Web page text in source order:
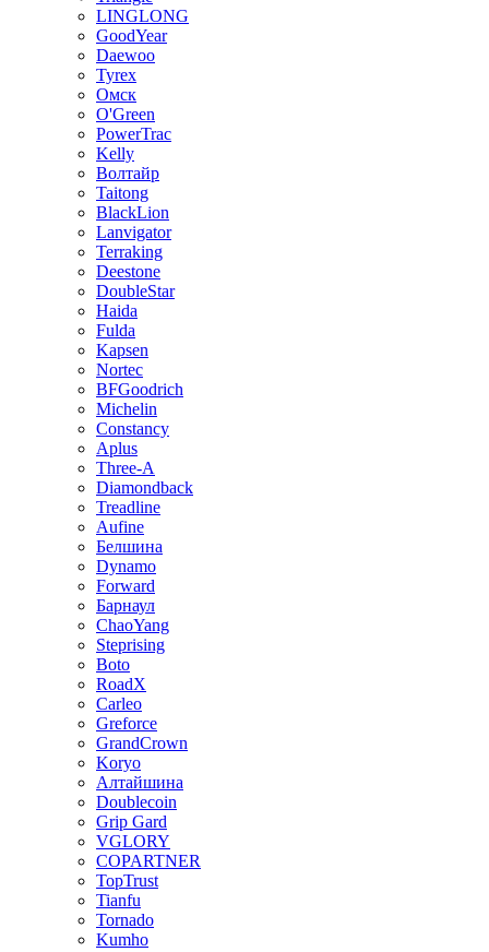
LINGLONG
GoodYear
Daewoo
Tyrex
Омск
O'Green
PowerTrac
Kelly
Волтайр
Taitong
BlackLion
Lanvigator
Terraking
Deestone
DoubleStar
Haida
Fulda
Kapsen
Nortec
BFGoodrich
Michelin
Constancy
Aplus
Three-A
Diamondback
Treadline
Aufine
Белшина
Dynamo
Forward
Барнаул
ChaoYang
Steprising
Boto
RoadX
Carleo
Greforce
GrandCrown
Koryo
Алтайшина
Doublecoin
Grip Gard
VGLORY
COPARTNER
TopTrust
Tianfu
Tornado
Kumho